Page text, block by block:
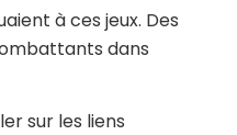
à ces jeux. Des
dans
sur les liens